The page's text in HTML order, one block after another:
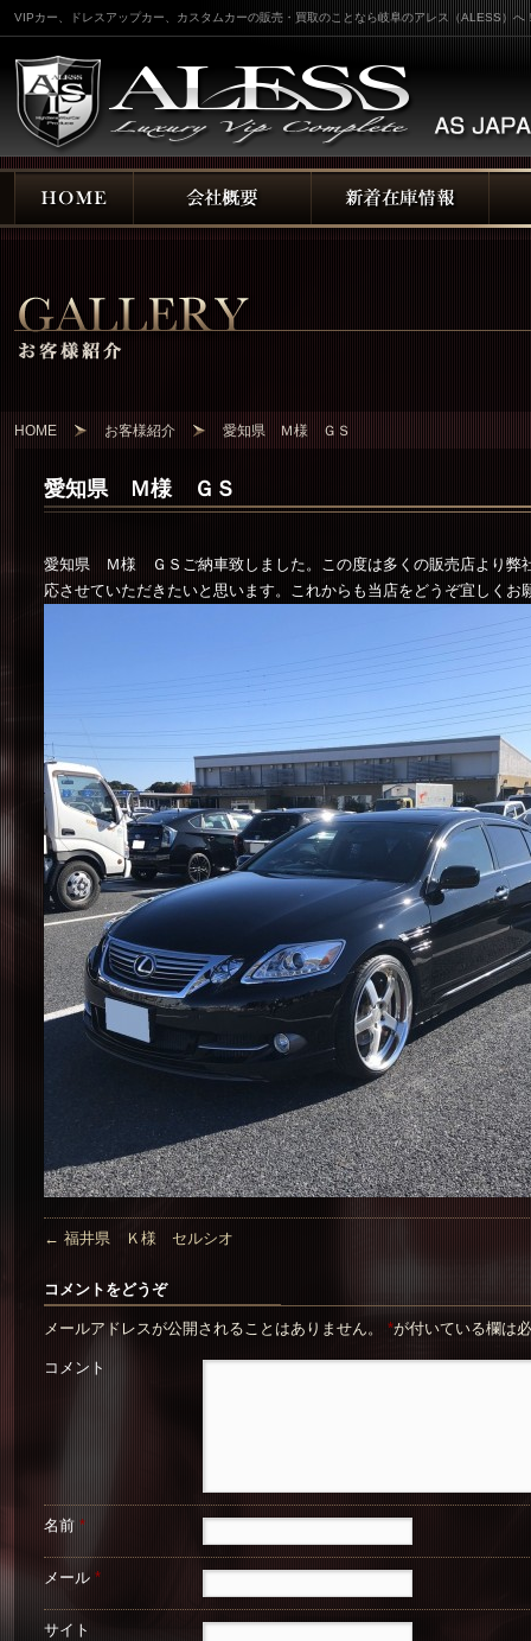
VIPカー、ドレスアップカー、カスタムカーの販売・買取のことなら岐阜のアレス（ALESS）へ
HOME お客様紹介 愛知県 Ｍ様 ＧＳ
愛知県 Ｍ様 ＧＳ
愛知県 Ｍ様 ＧＳご納車致しました。この度は多くの販売店より弊
応させていただきたいと思います。これからも当店をどうぞ宜しく
← 福井県 Ｋ様 セルシオ
コメントをどうぞ
メールアドレスが公開されることはありません。 *が付いている欄は
コメント
名前 *
メール *
サイト